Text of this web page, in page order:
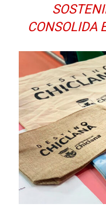
CONSOLIDA